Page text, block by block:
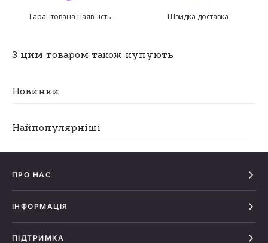
Гарантована наявність Швидка доставка
З цим товаром також купують
Новинки
Найпопулярніші
ПРО НАС
ІНФОРМАЦІЯ
ПІДТРИМКА